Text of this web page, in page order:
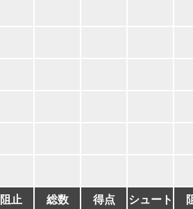
阻止 総数 得点 シュート